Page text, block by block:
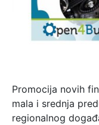
Promocija novih
mala i srednja
regionalnog